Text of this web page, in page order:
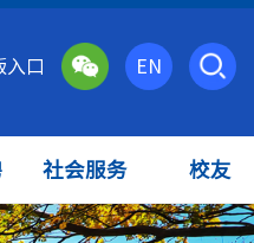
社会服务 校友
入口 EN